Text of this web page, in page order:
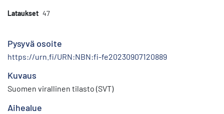
Lataukset 47
Pysyvä osoite
https://urn.fi/URN:NBN:fi-fe20230907120889
Kuvaus
Suomen virallinen tilasto (SVT)
Aihealue